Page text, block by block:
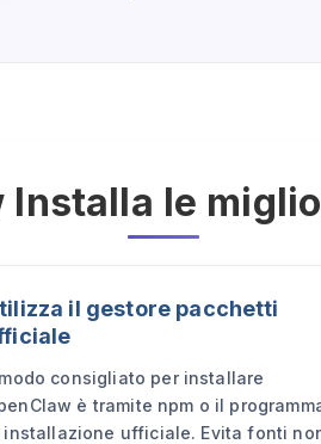
Installa le
il gestore pacchetti
consigliato per installare
è tramite npm o il
installazione ufficiale. Evita fonti